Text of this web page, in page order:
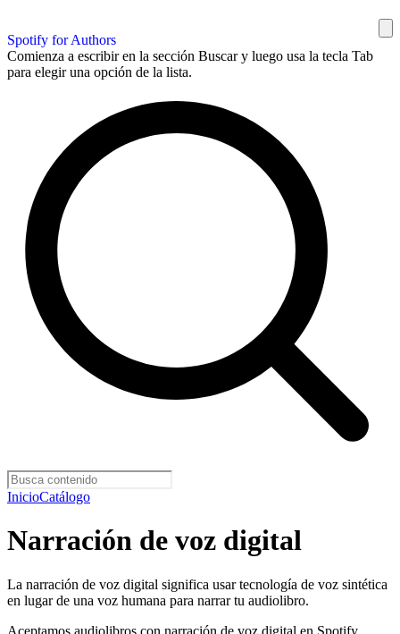
Spotify for Authors
Comienza a escribir en la sección Buscar y luego usa la tecla Tab
para elegir una opción de la lista.
InicioCatálogo
Narración de voz digital
La narración de voz digital significa usar tecnología de voz sintética
en lugar de una voz humana para narrar tu audiolibro.
Aceptamos audiolibros con narración de voz digital en Spotify.